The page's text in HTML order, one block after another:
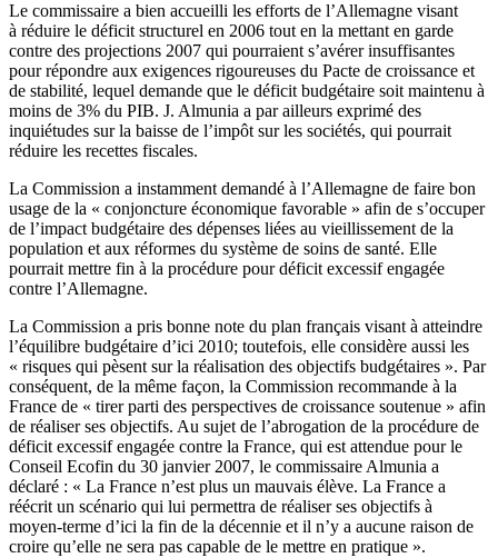
Le commissaire a bien accueilli les efforts de l’Allemagne visant
à réduire le déficit structurel en 2006 tout en la mettant en garde
contre des projections 2007 qui pourraient s’avérer insuffisantes
pour répondre aux exigences rigoureuses du Pacte de croissance et
de stabilité, lequel demande que le déficit budgétaire soit maintenu à
moins de 3% du PIB. J. Almunia a par ailleurs exprimé des
inquiétudes sur la baisse de l’impôt sur les sociétés, qui pourrait
réduire les recettes fiscales.
La Commission a instamment demandé à l’Allemagne de faire bon
usage de la « conjoncture économique favorable » afin de s’occuper
de l’impact budgétaire des dépenses liées au vieillissement de la
population et aux réformes du système de soins de santé. Elle
pourrait mettre fin à la procédure pour déficit excessif engagée
contre l’Allemagne.
La Commission a pris bonne note du plan français visant à atteindre
l’équilibre budgétaire d’ici 2010; toutefois, elle considère aussi les
« risques qui pèsent sur la réalisation des objectifs budgétaires ». Par
conséquent, de la même façon, la Commission recommande à la
France de « tirer parti des perspectives de croissance soutenue » afin
de réaliser ses objectifs. Au sujet de l’abrogation de la procédure de
déficit excessif engagée contre la France, qui est attendue pour le
Conseil Ecofin du 30 janvier 2007, le commissaire Almunia a
déclaré : « La France n’est plus un mauvais élève. La France a
réécrit un scénario qui lui permettra de réaliser ses objectifs à
moyen-terme d’ici la fin de la décennie et il n’y a aucune raison de
croire qu’elle ne sera pas capable de le mettre en pratique ».